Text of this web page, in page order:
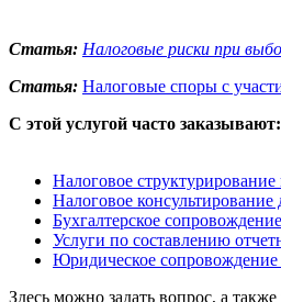
Статья: Налоговые риски при
Статья: Налоговые споры с
С этой услугой часто заказывают:
Налоговое
Налоговое
Бухгалтерское сопровождение
Услуги по составлению
Юридическое сопровождение
Здесь можно задать вопрос, а